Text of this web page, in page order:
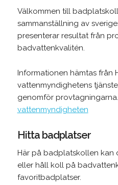
Välkommen till
sammanställning av
presenterar resultat från
badvattenkvalitén.
Informationen hämtas från
vattenmyndighetens
genomför
vattenmyndigheten
Hitta badplatser
Här på badplatskollen kan
eller håll koll på
favoritbadplatser.